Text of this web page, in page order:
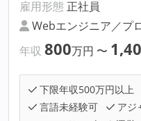
雇用形態 正社員
Webエンジニア／プ
年収 800万円 〜
下限年収500万円以上
言語未経験可
アジ